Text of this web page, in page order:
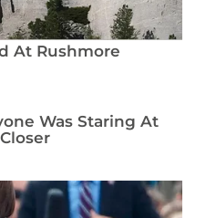
com-covid-19/.
Manual de
e Clínica. São
Científica, 2003.
J.;
de hematologia.
Panamericana, 1995.